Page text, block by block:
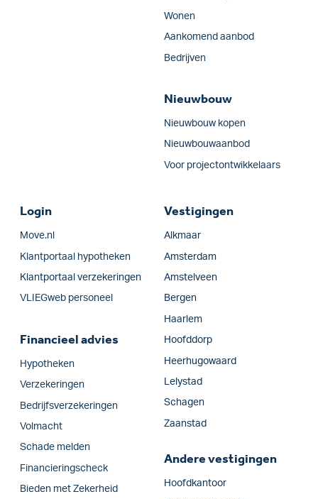
Wonen
Aankomend aanbod
Bedrijven
Nieuwbouw
Nieuwbouw kopen
Nieuwbouwaanbod
Voor projectontwikkelaars
Login
Move.nl
Klantportaal hypotheken
Klantportaal verzekeringen
VLIEGweb personeel
Financieel advies
Hypotheken
Verzekeringen
Bedrijfs­verzekeringen
Volmacht
Schade melden
Financieringscheck
Bieden met Zekerheid
Vestigingen
Alkmaar
Amsterdam
Amstelveen
Bergen
Haarlem
Hoofddorp
Heerhugowaard
Lelystad
Schagen
Zaanstad
Andere vestigingen
Hoofdkantoor